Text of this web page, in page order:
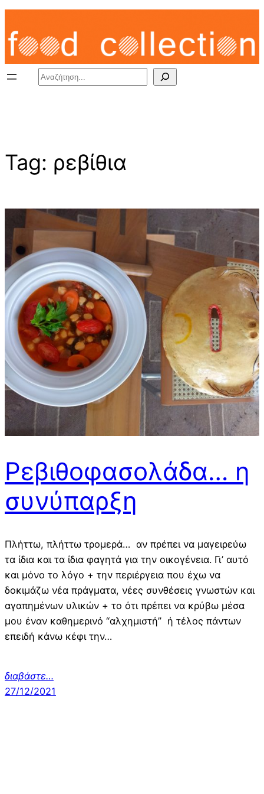
Skip
content
Search
Tag: ρεβίθια
Ρεβιθοφασολάδα… η
συνύπαρξη
Πλήττω, πλήττω τρομερά… αν πρέπει να μαγειρεύω
τα ίδια και τα ίδια φαγητά για την οικογένεια. Γι’ αυτό
και μόνο το λόγο + την περιέργεια που έχω να
δοκιμάζω νέα πράγματα, νέες συνθέσεις γνωστών και
αγαπημένων υλικών + το ότι πρέπει να κρύβω μέσα
μου έναν καθημερινό “αλχημιστή” ή τέλος πάντων
επειδή κάνω κέφι την…
διαβάστε…
27/12/2021